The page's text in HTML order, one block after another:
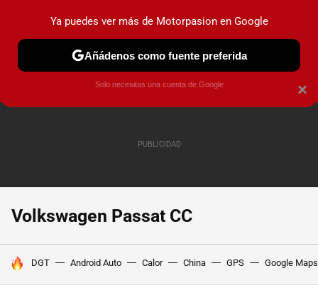
PRUEBAS COCHES ELÉCTRICOS OBSERVATORIO
Volkswagen Passat CC
HOY SE HABLA DE
DGT Android Auto Calor China GPS Google Maps
×
Ya puedes ver más de Motorpasion en Google
Añádenos como fuente preferida
Solo necesitas una cuenta de Google